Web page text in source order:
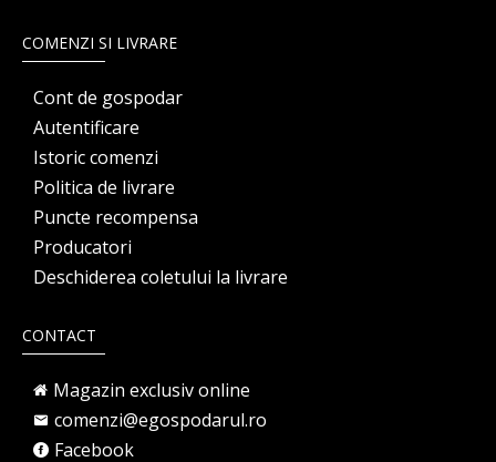
COMENZI SI LIVRARE
Cont de gospodar
Autentificare
Istoric comenzi
Politica de livrare
Puncte recompensa
Producatori
Deschiderea coletului la livrare
CONTACT
Magazin exclusiv online
comenzi@egospodarul.ro
Facebook